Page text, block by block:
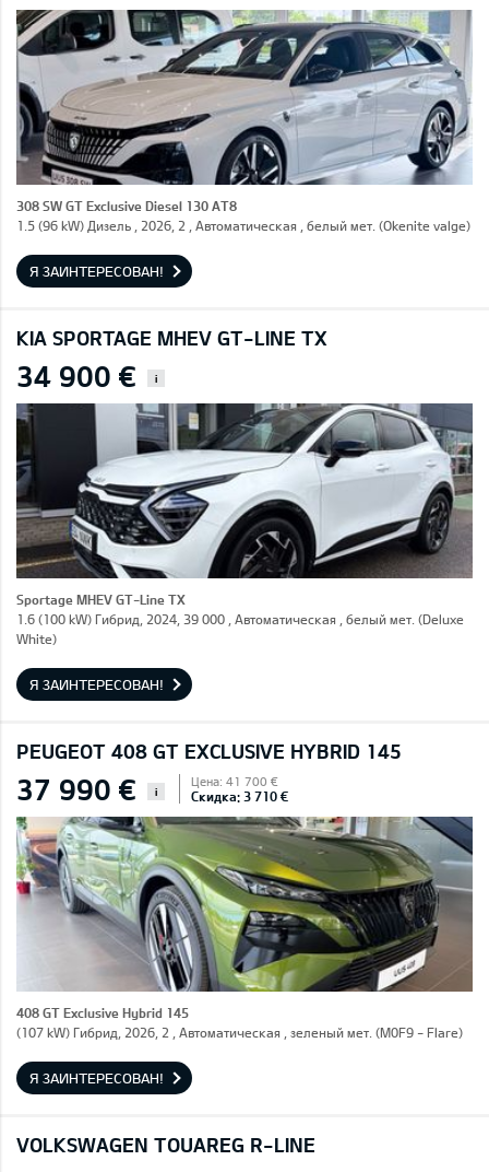
308 SW GT Exclusive Diesel 130 AT8
1.5 (96 kW) Дизель , 2026, 2 , Автоматическая , белый мет. (Okenite valge)
Я ЗАИНТЕРЕСОВАН!
KIA SPORTAGE MHEV GT-LINE TX
34 900 € i
Sportage MHEV GT-Line TX
1.6 (100 kW) Гибрид, 2024, 39 000 , Автоматическая , белый мет. (Deluxe
White)
Я ЗАИНТЕРЕСОВАН!
PEUGEOT 408 GT EXCLUSIVE HYBRID 145
37 990 € i
Цена: 41 700 €
Скидка: 3 710 €
408 GT Exclusive Hybrid 145
(107 kW) Гибрид, 2026, 2 , Автоматическая , зеленый мет. (M0F9 - Flare)
Я ЗАИНТЕРЕСОВАН!
VOLKSWAGEN TOUAREG R-LINE